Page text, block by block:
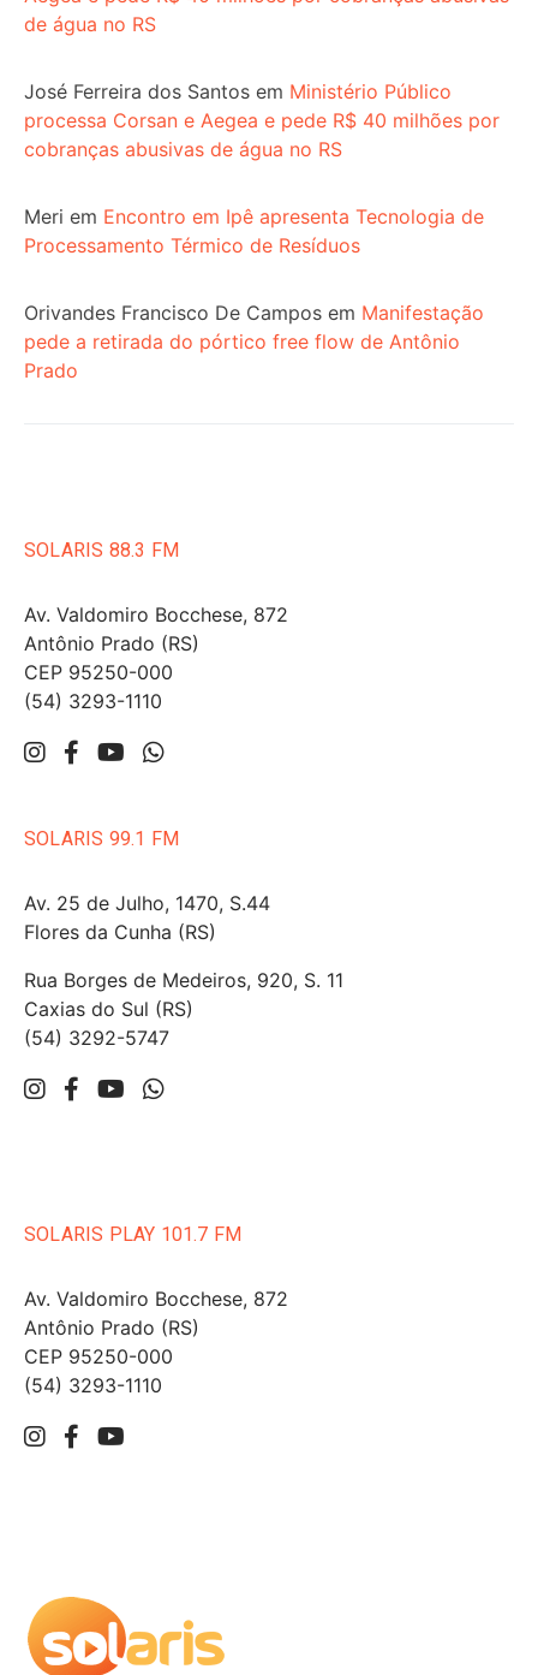
de água no RS
José Ferreira dos Santos em Ministério Público
processa Corsan e Aegea e pede R$ 40 milhões por
cobranças abusivas de água no RS
Meri em Encontro em Ipê apresenta Tecnologia de
Processamento Térmico de Resíduos
Orivandes Francisco De Campos em Manifestação
pede a retirada do pórtico free flow de Antônio
Prado
SOLARIS 88.3 FM
Av. Valdomiro Bocchese, 872
Antônio Prado (RS)
CEP 95250-000
(54) 3293-1110
SOLARIS 99.1 FM
Av. 25 de Julho, 1470, S.44
Flores da Cunha (RS)
Rua Borges de Medeiros, 920, S. 11
Caxias do Sul (RS)
(54) 3292-5747
SOLARIS PLAY 101.7 FM
Av. Valdomiro Bocchese, 872
Antônio Prado (RS)
CEP 95250-000
(54) 3293-1110